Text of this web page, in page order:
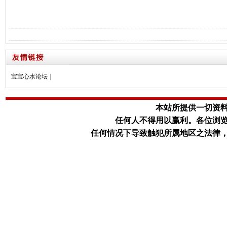
宝宝心水论坛
本站所提供一切资
任何人不得用以赢利。 各位浏
任何情况下导致触犯所属地区之法律